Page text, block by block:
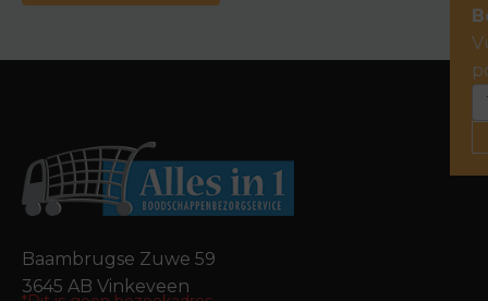
Baambrugse Zuwe 59
3645 AB Vinkeveen